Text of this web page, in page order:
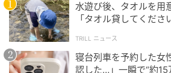
英語絵本アドバイザー&絵本講師 平松あ
（@azalea.violet_ehon）
姉から驚愕のLINEが…
水遊び後、タオルを
「タオル貸してくださ
TRILL ニュース
寝台列車を予約した女
認した…」一瞬で“約15